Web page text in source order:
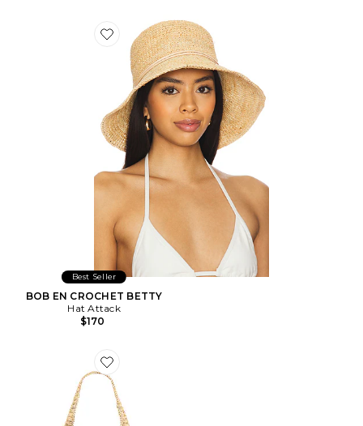
Favorite BOB EN CROCHET BETTY
Best Seller
BOB EN CROCHET BETTY
Hat Attack
$170
Favorite SAC TRAVELER